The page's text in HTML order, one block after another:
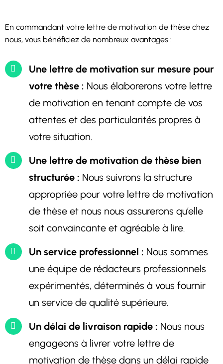
En commandant votre lettre de motivation de thèse chez
nous, vous bénéficiez de nombreux avantages :
Une lettre de motivation sur mesure pour
votre thèse : Nous élaborerons votre lettre
de motivation en tenant compte de vos
attentes et des particularités propres à
votre situation.
Une lettre de motivation de thèse bien
structurée : Nous suivrons la structure
appropriée pour votre lettre de motivation
de thèse et nous nous assurerons qu’elle
soit convaincante et agréable à lire.
Un service professionnel : Nous sommes
une équipe de rédacteurs professionnels
expérimentés, déterminés à vous fournir
un service de qualité supérieure.
Un délai de livraison rapide : Nous nous
engageons à livrer votre lettre de
motivation de thèse dans un délai rapide